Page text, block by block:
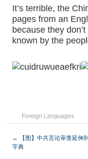
It’s terrible, the
pages from an
because they
known by the
Foreign Languages
←
【图】中共言论审查延伸
字典